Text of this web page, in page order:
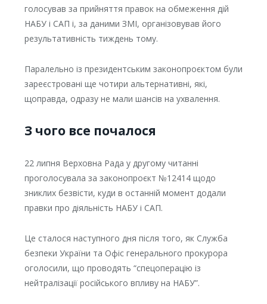
голосував за прийняття правок на обмеження дій
НАБУ і САП і, за даними ЗМІ, організовував його
результативність тиждень тому.
Паралельно із президентським законопроєктом були
зареєстровані ще чотири альтернативні, які,
щоправда, одразу не мали шансів на ухвалення.
З чого все почалося
22 липня Верховна Рада у другому читанні
проголосувала за законопроєкт №12414 щодо
зниклих безвісти, куди в останній момент додали
правки про діяльність НАБУ і САП.
Це сталося наступного дня після того, як Служба
безпеки України та Офіс генерального прокурора
оголосили, що проводять “спецоперацію із
нейтралізації російського впливу на НАБУ”.